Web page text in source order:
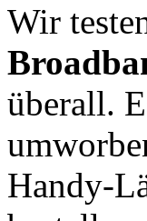
Wir
überall.
Handy-